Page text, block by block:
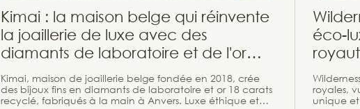
Kimai : la maison belge qui réinvente
la joaillerie de luxe avec des
diamants de laboratoire et de l'or
Kimai, maison de joaillerie belge fondée en 2018, crée
des bijoux fins en diamants de laboratoire et or 18 carats
recyclé, fabriqués à la main à Anvers. Luxe éthique et
éco-
royales,
unique